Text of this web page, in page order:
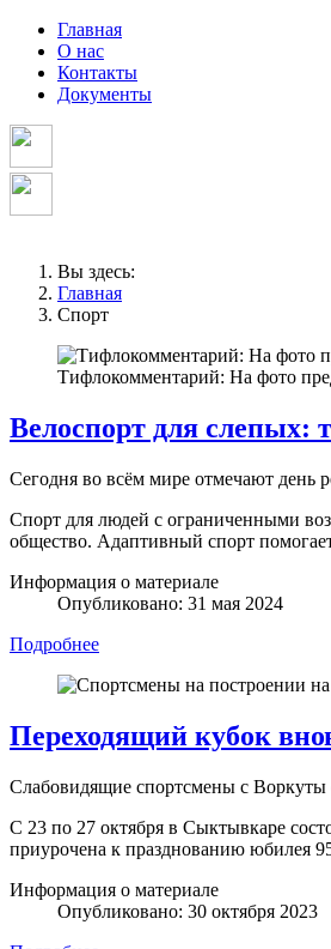
Главная
О нас
Контакты
Документы
Вы здесь:
Главная
Спорт
Тифлокомментарий: На фото
Велоспорт для слепых:
Сегодня во всём мире отмечают день
Спорт для людей с ограниченными
общество. Адаптивный спорт
Информация о материале
Опубликовано: 31 мая 2024
Подробнее
Переходящий кубок
Слабовидящие спортсмены с Воркуты
С 23 по 27 октября в Сыктывкаре
приурочена к празднованию юбилея
Информация о материале
Опубликовано: 30 октября 2023